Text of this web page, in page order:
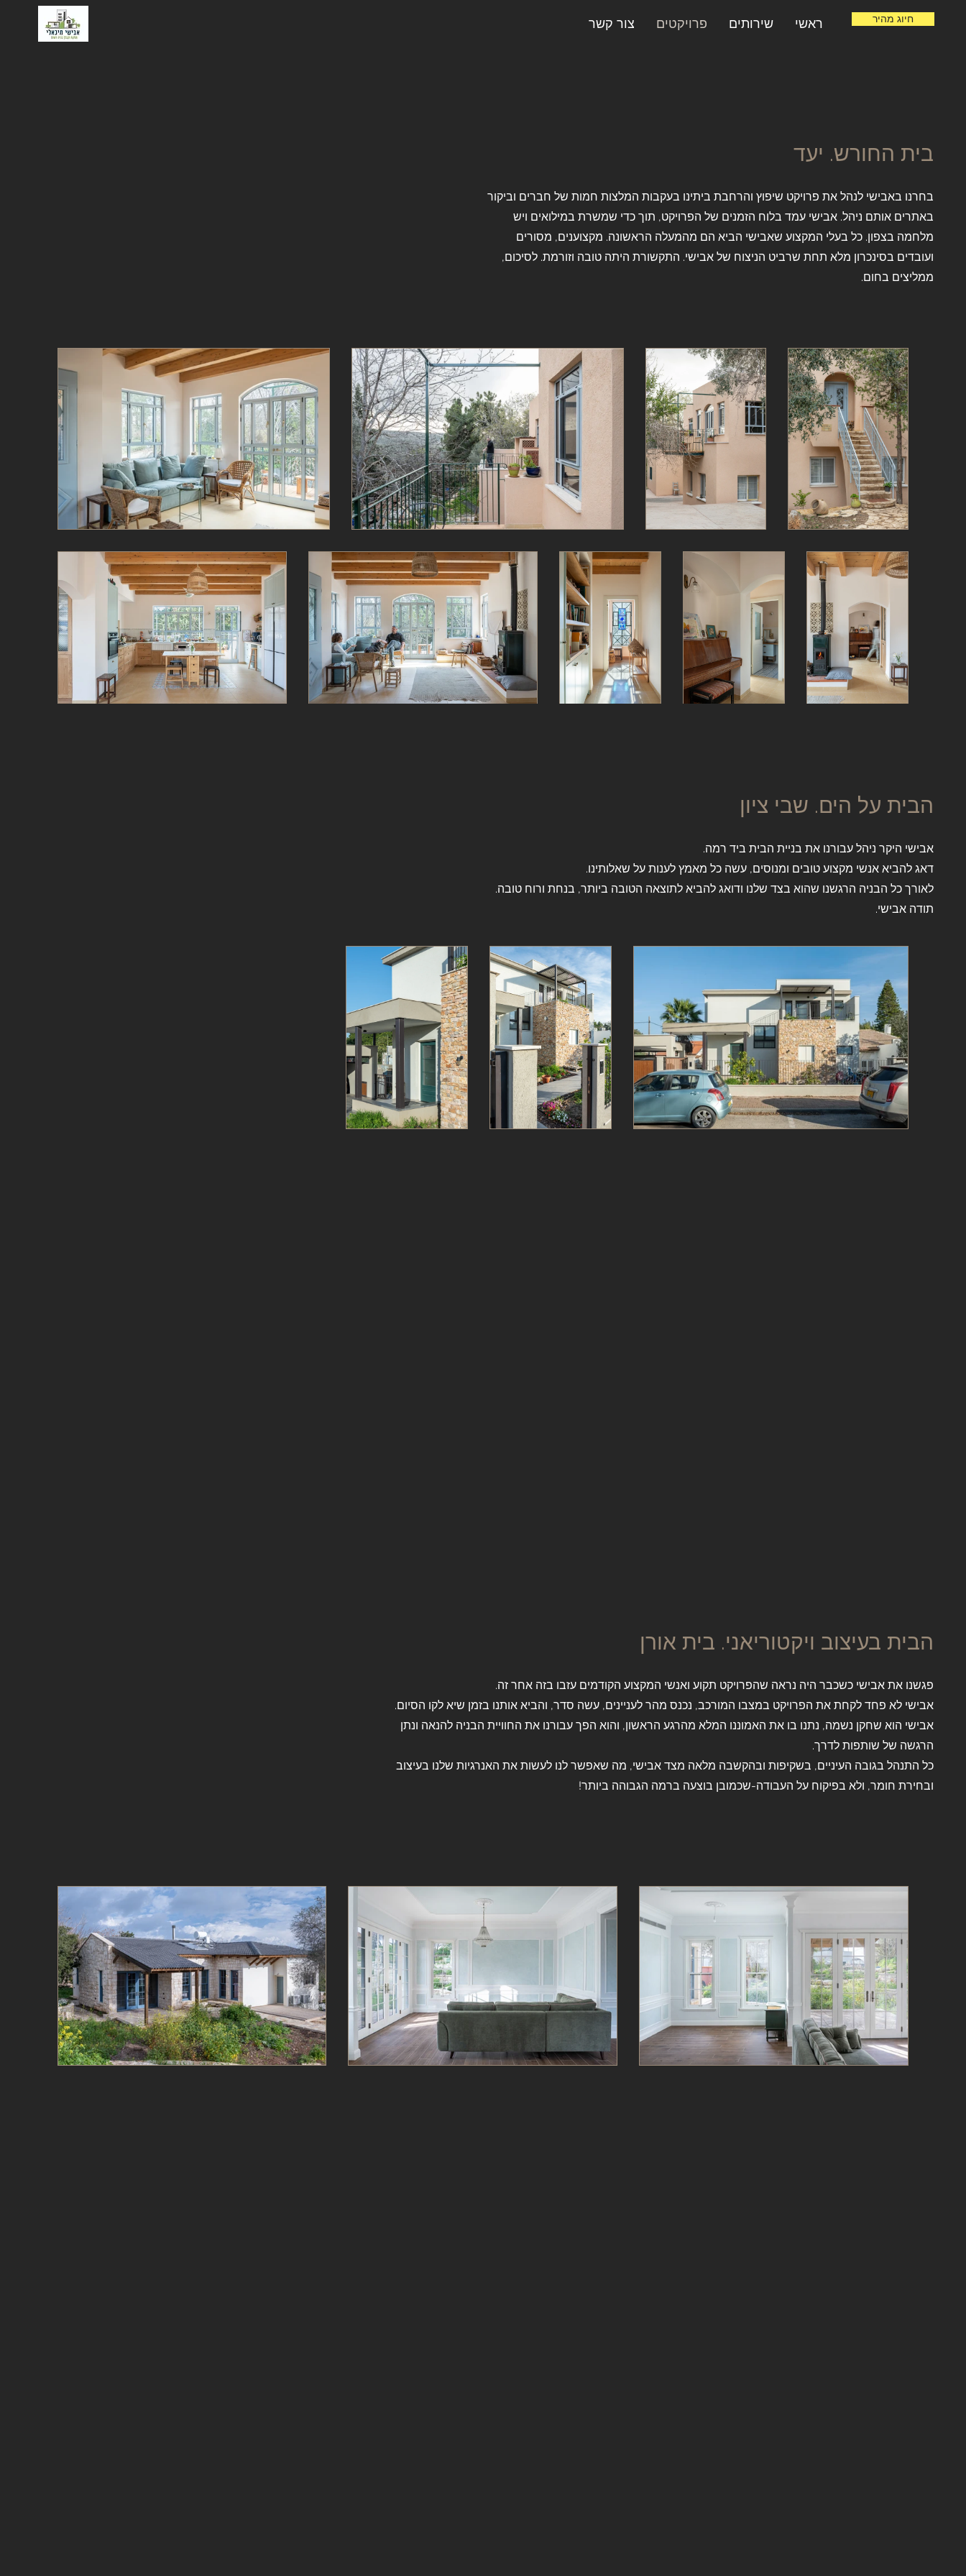
ראשי שירותים פרויקטים צור קשר חיוג מהיר
בית החורש. יעד
בחרנו באבישי לנהל את פרויקט שיפוץ והרחבת ביתינו בעקבות המלצות חמות של חברים וביקור
באתרים אותם ניהל.אבישי עמד בלוח הזמנים של הפרויקט, תוך כדי שמשרת במילואים ויש
מלחמה בצפון.כל בעלי המקצוע שאבישי הביא הם מהמעלה הראשונה. מקצוענים, מסורים
ועובדים בסינכרון מלא תחת שרביט הניצוח של אבישי. התקשורת היתה טובה וזורמת.לסיכום,
ממליצים בחום.
הבית על הים. שבי ציון
אבישי היקר ניהל עבורנו את בניית הבית ביד רמה.
דאג להביא אנשי מקצוע טובים ומנוסים, עשה כל מאמץ לענות על שאלותינו.
לאורך כל הבניה הרגשנו שהוא בצד שלנו ודואג להביא לתוצאה הטובה ביותר, בנחת ורוח טובה.
תודה אבישי.
הבית בעיצוב ויקטוריאני. בית אורן
פגשנו את אבישי כשכבר היה נראה שהפרויקט תקוע ואנשי המקצוע הקודמים עזבו בזה אחר זה.
אבישי לא פחד לקחת את הפרויקט במצבו המורכב, נכנס מהר לעניינים, עשה סדר, והביא אותנו בזמן שיא לקו הסיום.
אבישי הוא שחקן נשמה, נתנו בו את האמוננו המלא מהרגע הראשון, והוא הפך עבורנו את החוויית הבניה להנאה ונתן
הרגשה של שותפות לדרך.
כל התנהל בגובה העיניים, בשקיפות ובהקשבה מלאה מצד אבישי, מה שאפשר לנו לעשות את האנרגיות שלנו בעיצוב
ובחירת חומר, ולא בפיקוח על העבודה-שכמובן בוצעה ברמה הגבוהה ביותר!